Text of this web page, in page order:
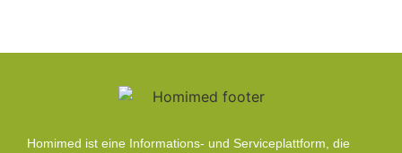
Homimed ist eine Informations- und Serviceplattform, die